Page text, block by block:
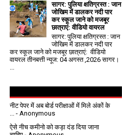
सागर: पुलिया क्षतिग्रस्त : जान
जोखिम में डालकर नदी पार
कर स्कूल जाने को मजबूर
छात्राएं: वीडियो वायरल
सागर: पुलिया क्षतिग्रस्त : जान
जोखिम में डालकर नदी पार
कर स्कूल जाने को मजबूर छात्राएं: वीडियो
वायरल तीनबत्ती न्यूज: 04 अगस्त ,2026 सागर।
नीट पेपर में अब बोर्ड परीक्षाओं में मिले अंकों के
- Anonymous
ऐसे नीच कमीनो को कड़ा दंड दिया जाना